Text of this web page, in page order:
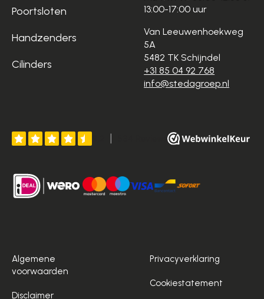
Poortsloten
Handzenders
Cilinders
13:00-17:00 uur
Van Leeuwenhoekweg
5A
5482 TK Schijndel
+31 85 04 92 768
info@stedagroep.nl
Algemene
voorwaarden
Disclaimer
Privacyverklaring
Cookiestatement